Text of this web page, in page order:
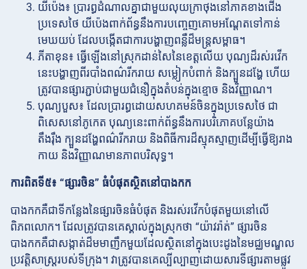
យីប៉េង៖ ប្រារព្ធដំណាលគ្នាជាមួយលុយក្រាថុងនៅភាគខាងជើង
ប្រទេសថៃ យីប៉េងពាក់ព័ន្ធនឹងការបញ្ចេញគោមអណ្តែតទៅកាន់
មេឃយប់ ដែលបង្កើតជាការបង្ហាញពន្លឺដ៏មន្ត្រសម្ពាធ។
ភីតាខុន៖ ធ្វើឡើងនៅស្រុកដាន់សៃនៃខេត្តលើយ បុណ្យដ៏រស់រវើក
នេះបង្ហាញពីរបាំងពណ៌រីករាយ សម្លៀកបំពាក់ និងក្បួនដង្ហែ ហើយ
ត្រូវបានផ្សារភ្ជាប់ជាមួយជំនឿក្នុងតំបន់ក្នុងខ្មោច និងវិញ្ញាណ។
បុណ្យបួស៖ ដែលប្រារព្ធដោយសហគមន៍ចិនក្នុងប្រទេសថៃ ជា
ពិសេសនៅភូកេត បុណ្យនេះពាក់ព័ន្ធនឹងការបរិភោគបន្លែយ៉ាង
តឹងរ៉ឹង ក្បួនដង្ហែពណ៌រីករាយ និងពិធីការដ៏ស្មុគស្មាញដើម្បីធ្វើឱ្យរាង
កាយ និងវិញ្ញាណមានភាពបរិសុទ្ធ។
ការពិតទី៥៖ “ផ្សារចិន” ធំបំផុតស្ថិតនៅបាងកក
បាងកកគឺជាទីកន្លែងនៃផ្សារចិនធំបំផុត និងរស់រវើកបំផុតមួយនៅលើ
ពិភពលោក។ ដែលត្រូវបានគេស្គាល់ក្នុងស្រុកថា “យ៉ាវរ៉ាត់” ផ្សារចិន
បាងកកគឺជាសង្កាត់ដ៏មមាញឹកមួយដែលស្ថិតនៅក្នុងបេះដូងនៃមជ្ឈមណ្ឌល
ប្រវត្តិសាស្ត្ររបស់ទីក្រុង។ វាត្រូវបានគេល្បីល្បាញដោយសារទីផ្សារតាមផ្លូវ